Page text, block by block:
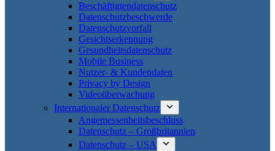
Beschäftigtendatenschutz
Datenschutzbeschwerde
Datenschutzvorfall
Gesichtserkennung
Gesundheitsdatenschutz
Mobile Business
Nutzer- & Kundendaten
Privacy by Design
Videoüberwachung
Internationaler Datenschutz
Angemessenheitsbeschluss
Datenschutz – Großbritannien
Datenschutz – USA